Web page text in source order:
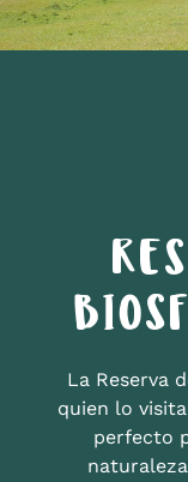
La Reserva
quien lo
perfecto